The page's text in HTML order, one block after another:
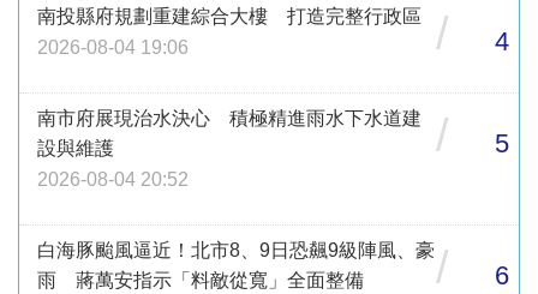
南投縣府規劃重建綜合大樓 打造完整行政區
2026-08-04 19:06
/ 4
南市府展現治水決心 積極精進雨水下水道建
設與維護
2026-08-04 20:52
/ 5
白海豚颱風逼近！北市8、9日恐飆9級陣風、豪
雨 蔣萬安指示「料敵從寬」全面整備
/ 6